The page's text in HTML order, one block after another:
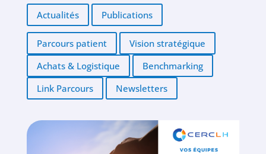
Actualités Publications
Parcours patient
Vision stratégique
Achats & Logistique
Benchmarking
Link Parcours
Newsletters